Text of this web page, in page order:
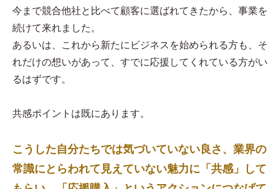
今まで競合他社と比べて顧客に選ばれてきたから、事業を
続けて来れました。
あるいは、これから新たにビジネスを始められる方も、そ
れだけの想いがあって、すでに応援してくれている方がい
るはずです。
共感ポイントは既にあります。
こうした自分たちでは気づいていない良さ、業界の
常識にとらわれて見えていない魅力に「共感」して